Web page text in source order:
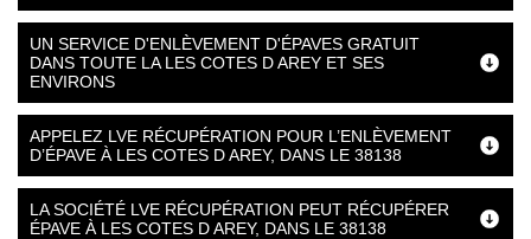
UN SERVICE D'ENLÈVEMENT D'ÉPAVES GRATUIT
DANS TOUTE LA LES COTES D AREY ET SES
ENVIRONS
APPELEZ LVE RÉCUPÉRATION POUR L’ENLÈVEMENT
D’ÉPAVE À LES COTES D AREY, DANS LE 38138
LA SOCIÉTÉ LVE RÉCUPÉRATION PEUT RÉCUPÉRER
ÉPAVE À LES COTES D AREY, DANS LE 38138